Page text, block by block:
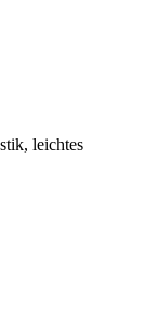
leichtes